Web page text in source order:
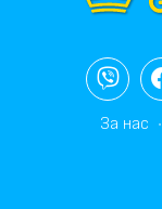
За нас